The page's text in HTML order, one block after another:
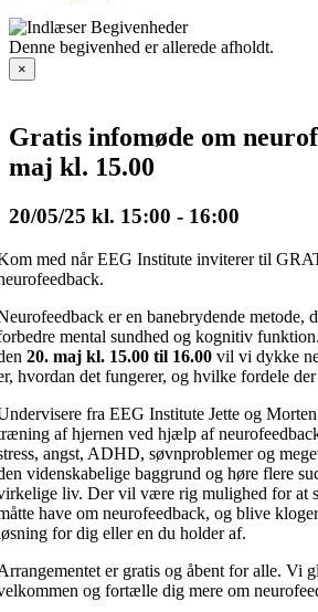
Denne begivenhed er allerede afholdt.
×
Gratis infomøde om
maj kl. 15.00
20/05/25 kl. 15:00 - 16:00
med når EEG Institute inviterer til
er en banebrydende metode,
mental sundhed og kognitiv
20. maj kl. 15.00 til 16.00vil vi dykke
hvordan det fungerer, og hvilke fordele
fra EEG Institute Jette og
af hjernen ved hjælp af
angst, ADHD, søvnproblemer og
videnskabelige baggrund og høre flere
liv. Der vil være rig mulighed for at
have om neurofeedback, og blive
for dig eller en du holder af.
er gratis og åbent for alle. Vi
og fortælle dig mere om